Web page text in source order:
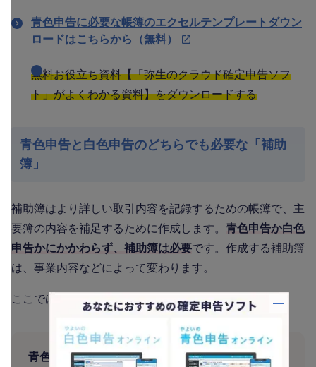
青色申告に必要な帳簿のエクセルテンプレートダウン
ロードはこちらから（無料）
無料お役立ち資料【「弥生のクラウド確定申告ソフ
ト」がよくわかる資料】をダウンロードする
青色申告と白色申告のどちらでも必要な「補助
簿」
補助簿はより詳しい取引内容を記録するための帳簿で、主
要簿の内容を補足するために作成します。 青色申告か白色
申告かにかかわらず、補助簿は必要です。作成する補助簿
は、事業内容などによって変わります。
ここでは、主な補助簿について解説します。
青色申告と白色申告のどちらでも必要な「補助簿」